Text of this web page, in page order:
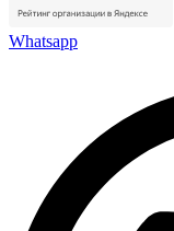
Whatsapp